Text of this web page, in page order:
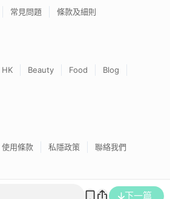
下一篇
常見問題 條款及細則
HK Beauty Food
Blog
使用條款 私隱政策 聯絡我們